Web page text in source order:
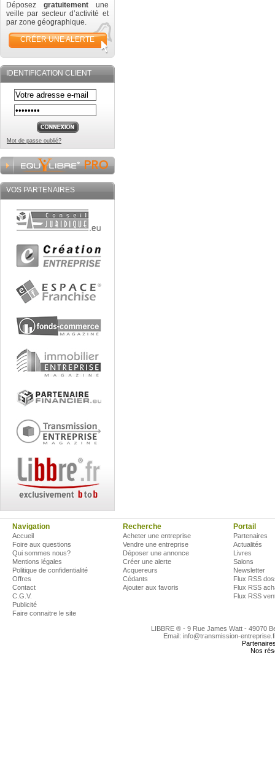
Déposez gratuitement une
veille par secteur d’activité et
par zone géographique.
CRÉER UNE ALERTE
IDENTIFICATION CLIENT
Mot de passe oublié?
VOS PARTENAIRES
Navigation
Accueil
Foire aux questions
Qui sommes nous?
Mentions légales
Politique de confidentialité
Offres
Contact
C.G.V.
Publicité
Faire connaitre le site
Recherche
Acheter une entreprise
Vendre une entreprise
Déposer une annonce
Créer une alerte
Acquereurs
Cédants
Ajouter aux favoris
Portail
Partenaires
Actualités
Livres
Salons
Newsletter
Flux RSS
Flux RSS
Flux RSS
LIBBRE ® - 9 Rue James Watt - 49070
Email: info@transmission-
Nos